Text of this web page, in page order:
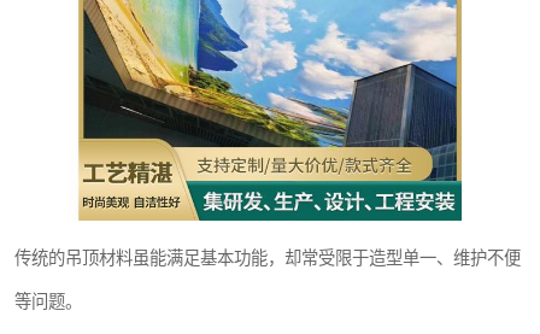
传统的吊顶材料虽能满足基本功能，却常受限于造型单一、维护不便
等问题。